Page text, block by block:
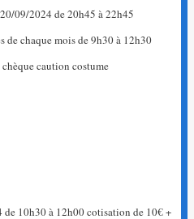
20/09/2024 de 20h45 à 22h45
de chaque mois de 9h30 à 12h30
caution costume
10h30 à 12h00 cotisation de 10€ +